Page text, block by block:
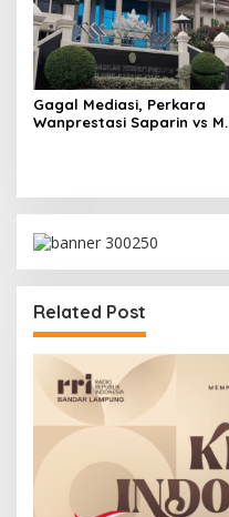
Gagal Mediasi, Perkara
Wanprestasi Saparin vs M.
Related Post